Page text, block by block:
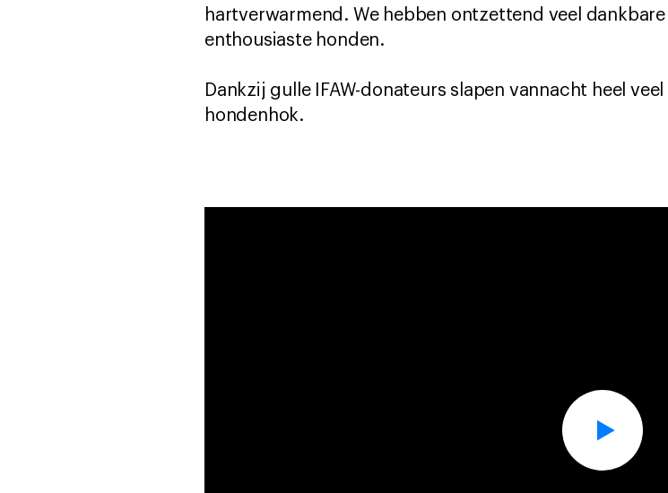
hartverwarmend. We hebben ontzettend veel
enthousiaste honden.
Dankzij gulle IFAW-donateurs slapen vannacht heel
hondenhok.